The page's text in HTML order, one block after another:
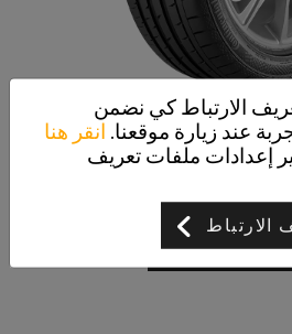
لسيارات الأداء العالي
التفاصيل
الارتباط كي نضمن
عند زيارة موقعنا. انقر هنا
إعدادات ملفات تعريف